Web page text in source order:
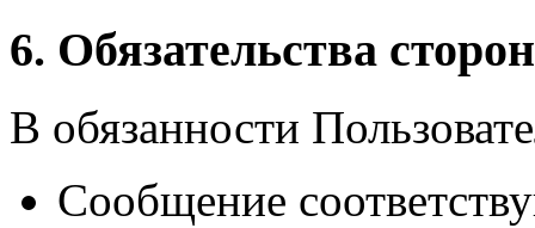
6. Обязательства сторон
В обязанности
Сообщение